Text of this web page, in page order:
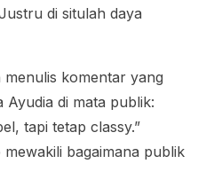
di situlah daya
komentar yang
di mata publik:
tapi tetap classy.”
bagaimana publik